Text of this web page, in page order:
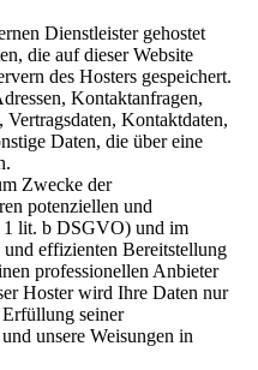
Dienstleister gehostet
die auf dieser Website
des Hosters gespeichert.
Kontaktanfragen,
Kontaktdaten,
Daten, die über eine
Zwecke der
potenziellen und
1 lit. b DSGVO) und im
und effizienten Bereitstellung
professionellen Anbieter
Hoster wird Ihre Daten nur
seiner
unsere Weisungen in